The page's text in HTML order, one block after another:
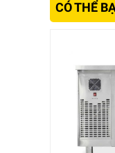
2. Đá viên
Máy
CÓ THỂ